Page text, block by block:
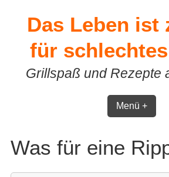
contentDas Leben ist
für
Grillspaß und Rezepte
Menü +
Was für eine